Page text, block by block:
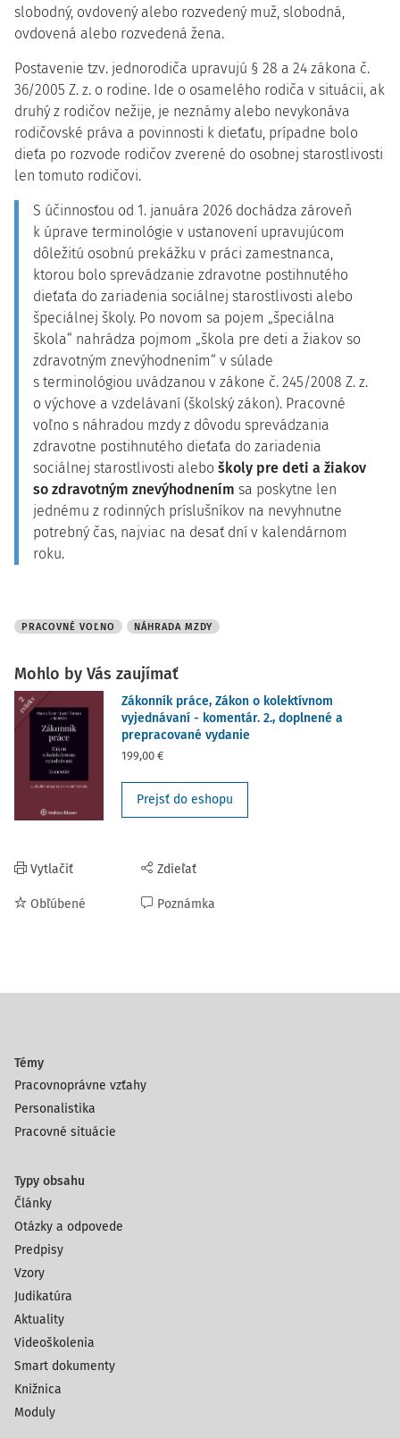
slobodný, ovdovený alebo rozvedený muž, slobodná,
ovdovená alebo rozvedená žena.
Postavenie tzv. jednorodiča upravujú § 28 a 24 zákona č.
36/2005 Z. z. o rodine. Ide o osamelého rodiča v situácii, ak
druhý z rodičov nežije, je neznámy alebo nevykonáva
rodičovské práva a povinnosti k dieťaťu, prípadne bolo
dieťa po rozvode rodičov zverené do osobnej starostlivosti
len tomuto rodičovi.
S účinnosťou od 1. januára 2026 dochádza zároveň
k úprave terminológie v ustanovení upravujúcom
dôležitú osobnú prekážku v práci zamestnanca,
ktorou bolo sprevádzanie zdravotne postihnutého
dieťaťa do zariadenia sociálnej starostlivosti alebo
špeciálnej školy. Po novom sa pojem „špeciálna
škola“ nahrádza pojmom „škola pre deti a žiakov so
zdravotným znevýhodnením“ v súlade
s terminológiou uvádzanou v zákone č. 245/2008 Z. z.
o výchove a vzdelávaní (školský zákon). Pracovné
voľno s náhradou mzdy z dôvodu sprevádzania
zdravotne postihnutého dieťaťa do zariadenia
sociálnej starostlivosti alebo školy pre deti a žiakov
so zdravotným znevýhodnením sa poskytne len
jednému z rodinných príslušníkov na nevyhnutne
potrebný čas, najviac na desať dní v kalendárnom
roku.
PRACOVNÉ VOĽNO NÁHRADA MZDY
Mohlo by Vás zaujímať
Zákonník práce, Zákon o kolektívnom
vyjednávaní - komentár. 2., doplnené a
prepracované vydanie
199,00 €
Prejsť do eshopu
Vytlačiť
Obľúbené
Zdieľať
Poznámka
Témy
Pracovnoprávne vzťahy
Personalistika
Pracovné situácie
Typy obsahu
Články
Otázky a odpovede
Predpisy
Vzory
Judikatúra
Aktuality
Videoškolenia
Smart dokumenty
Knižnica
Moduly